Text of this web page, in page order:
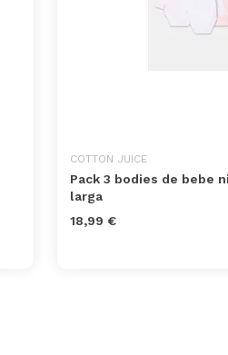
COTTON JUICE
Pack 3 bodies de bebe
larga
18,99 €